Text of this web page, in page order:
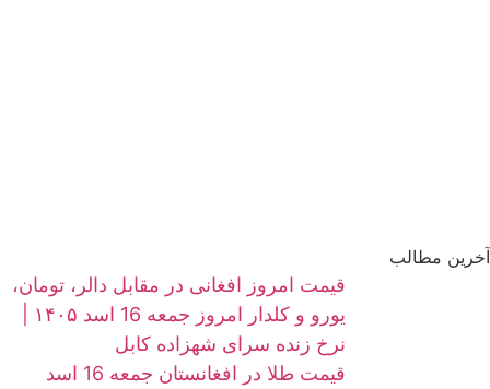
آخرین مطالب
قیمت امروز افغانی در مقابل دالر، تومان،
نرخ زنده سرای شهزاده کابل
قیمت طلا در افغانستان جمعه 16 اسد